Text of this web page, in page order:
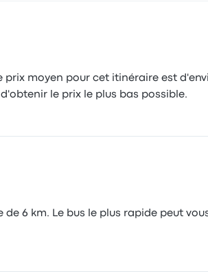
moyen pour cet itinéraire est
le prix le plus bas possible.
6 km. Le bus le plus rapide peut